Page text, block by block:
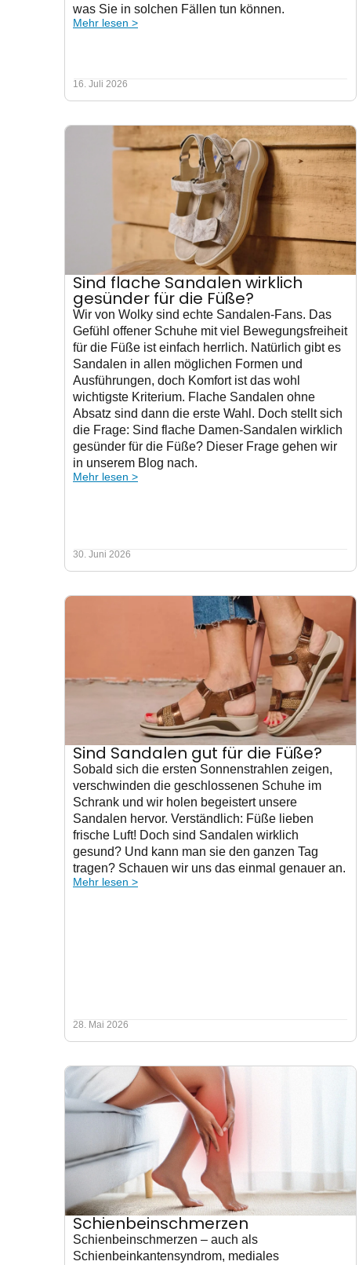
was Sie in solchen Fällen tun können.
Mehr lesen >
16. Juli 2026
Sind flache Sandalen wirklich
gesünder für die Füße?
Wir von Wolky sind echte Sandalen-Fans. Das
Gefühl offener Schuhe mit viel Bewegungsfreiheit
für die Füße ist einfach herrlich. Natürlich gibt es
Sandalen in allen möglichen Formen und
Ausführungen, doch Komfort ist das wohl
wichtigste Kriterium. Flache Sandalen ohne
Absatz sind dann die erste Wahl. Doch stellt sich
die Frage: Sind flache Damen-Sandalen wirklich
gesünder für die Füße? Dieser Frage gehen wir
in unserem Blog nach.
Mehr lesen >
30. Juni 2026
Sind Sandalen gut für die Füße?
Sobald sich die ersten Sonnenstrahlen zeigen,
verschwinden die geschlossenen Schuhe im
Schrank und wir holen begeistert unsere
Sandalen hervor. Verständlich: Füße lieben
frische Luft! Doch sind Sandalen wirklich
gesund? Und kann man sie den ganzen Tag
tragen? Schauen wir uns das einmal genauer an.
Mehr lesen >
28. Mai 2026
Schienbeinschmerzen
Schienbeinschmerzen – auch als
Schienbeinkantensyndrom, mediales